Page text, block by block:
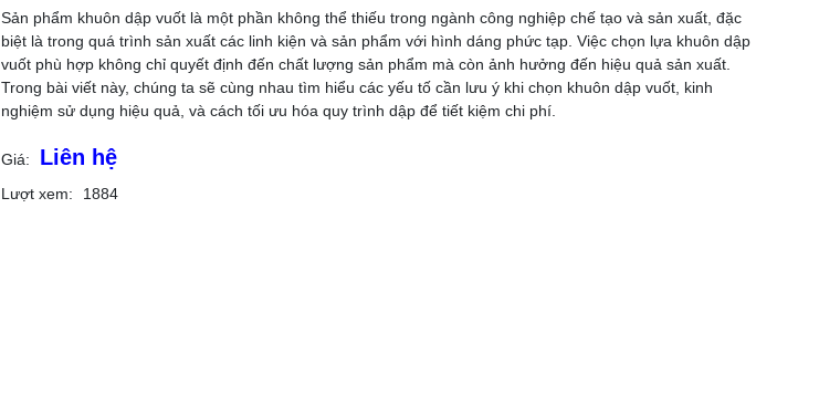
Sản phẩm khuôn dập vuốt là một phần không thể thiếu trong ngành công nghiệp chế tạo và sản xuất, đặc
biệt là trong quá trình sản xuất các linh kiện và sản phẩm với hình dáng phức tạp. Việc chọn lựa khuôn dập
vuốt phù hợp không chỉ quyết định đến chất lượng sản phẩm mà còn ảnh hưởng đến hiệu quả sản xuất.
Trong bài viết này, chúng ta sẽ cùng nhau tìm hiểu các yếu tố cần lưu ý khi chọn khuôn dập vuốt, kinh
nghiệm sử dụng hiệu quả, và cách tối ưu hóa quy trình dập để tiết kiệm chi phí.
Giá: Liên hệ
Lượt xem: 1884